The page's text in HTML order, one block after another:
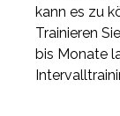
kann es zu
Trainieren
bis Monate